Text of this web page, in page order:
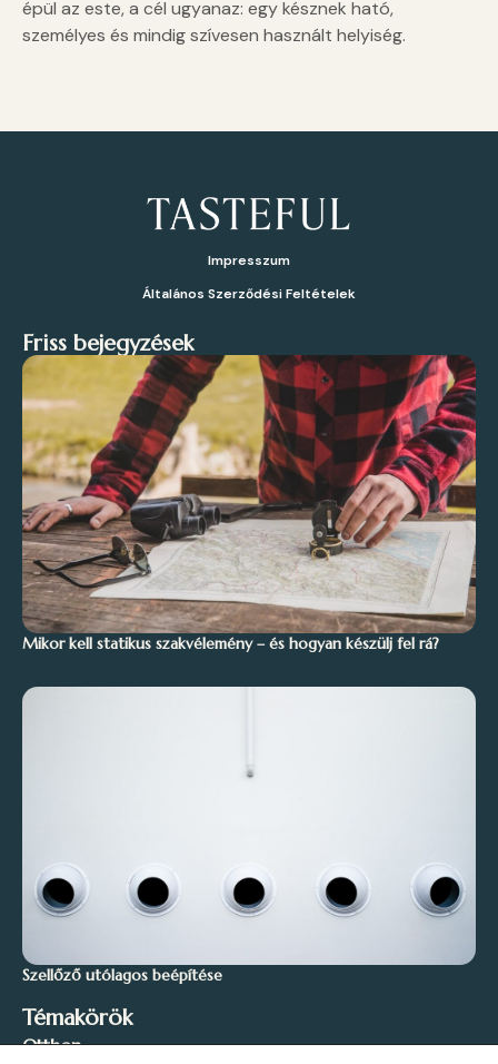
épül az este, a cél ugyanaz: egy késznek ható,
személyes és mindig szívesen használt helyiség.
Impresszum
Általános Szerződési Feltételek
Friss bejegyzések
Mikor kell statikus szakvélemény – és hogyan készülj fel rá?
Szellőző utólagos beépítése
Témakörök
Otthon